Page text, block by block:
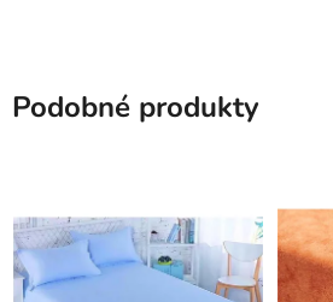
Podobné produkty